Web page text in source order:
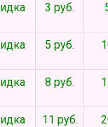
3 руб.
5 руб.
8 руб.
11 руб.